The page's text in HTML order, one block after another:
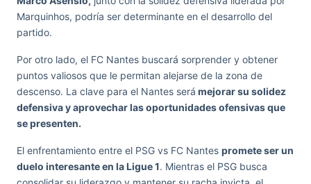
Marquinhos, podría ser determinante en el desarrollo del
partido.
Por otro lado, el FC Nantes buscará sorprender y obtener
puntos valiosos que le permitan alejarse de la zona de
descenso. La clave para el Nantes será mejorar su solidez
defensiva y aprovechar las oportunidades ofensivas que
se presenten.
El enfrentamiento entre el PSG vs FC Nantes promete ser un
duelo interesante en la Ligue 1. Mientras el PSG busca